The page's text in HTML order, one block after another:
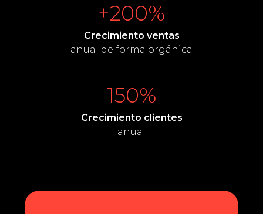
+200%
Crecimiento ventas
anual de forma orgánica
150%
Crecimiento clientes
anual